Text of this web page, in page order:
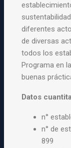
diferentes
de diversas
todos los
Programa en
buenas
Datos
n°
n° de
899